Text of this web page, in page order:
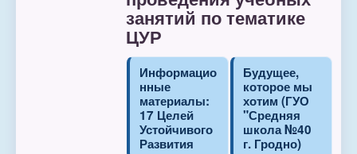
занятий по тематике
ЦУР
Информацио
нные
материалы:
17 Целей
Устойчивого
Развития
Будущее,
которое мы
хотим (ГУО
"Средняя
школа №40
г. Гродно)